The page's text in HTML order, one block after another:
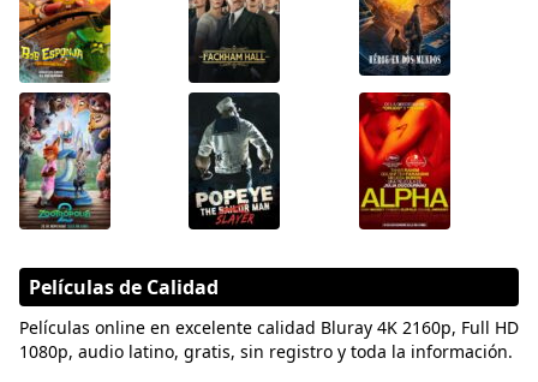
Películas de Calidad
Películas online en excelente calidad Bluray 4K 2160p, Full HD
1080p, audio latino, gratis, sin registro y toda la información.